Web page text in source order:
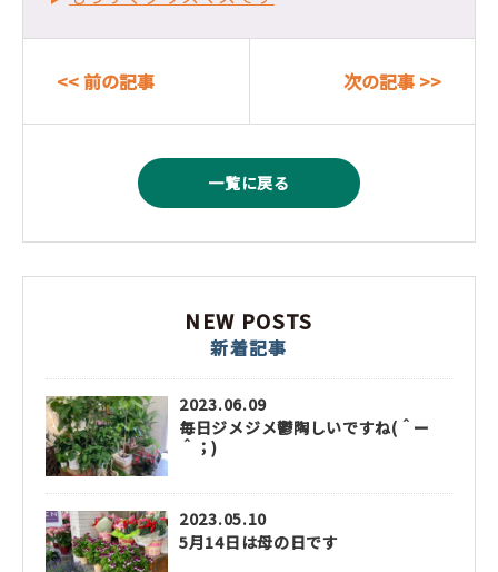
<< 前の記事 次の記事 >>
一覧に戻る
NEW POSTS
新着記事
2023.06.09
毎日ジメジメ鬱陶しいですね(＾ー
＾；)
2023.05.10
5月14日は母の日です